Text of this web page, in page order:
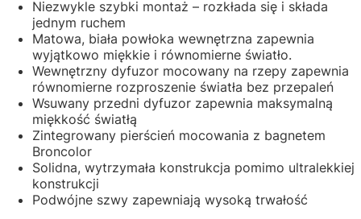
Niezwykle szybki montaż – rozkłada się i składa
jednym ruchem
Matowa, biała powłoka wewnętrzna zapewnia
wyjątkowo miękkie i równomierne światło.
Wewnętrzny dyfuzor mocowany na rzepy zapewnia
równomierne rozproszenie światła bez przepaleń
Wsuwany przedni dyfuzor zapewnia maksymalną
miękkość światłą
Zintegrowany pierścień mocowania z bagnetem
Broncolor
Solidna, wytrzymała konstrukcja pomimo ultralekkiej
konstrukcji
Podwójne szwy zapewniają wysoką trwałość